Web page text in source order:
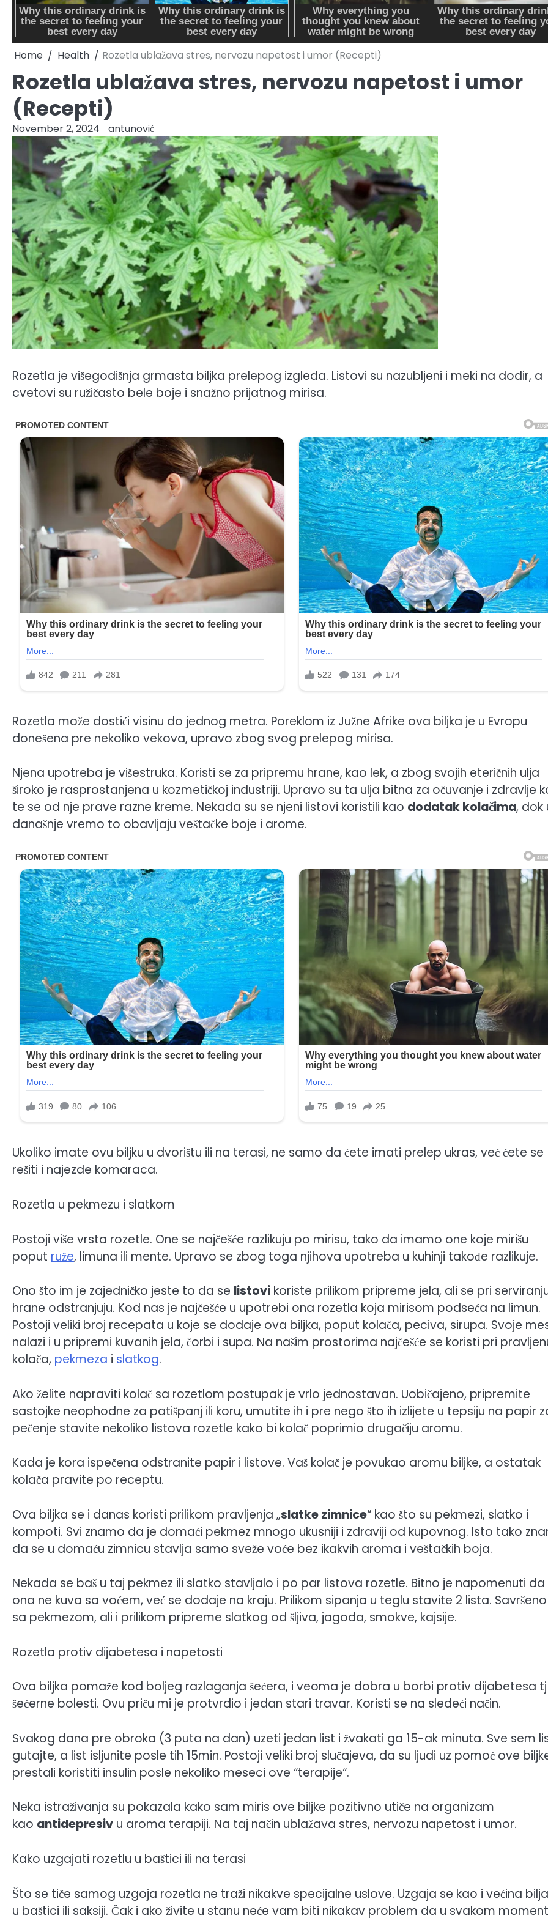
Home Health Rozetla ublažava stres, nervozu napetost i umor (Recepti)
Rozetla ublažava stres, nervozu napetost i umor
(Recepti)
November 2, 2024 antunović
Rozetla je višegodišnja grmasta biljka prelepog izgleda. Listovi su nazubljeni i meki na dodir, a
cvetovi su ružičasto bele boje i snažno prijatnog mirisa.
Rozetla može dostići visinu do jednog metra. Poreklom iz Južne Afrike ova biljka je u Evropu
donešena pre nekoliko vekova, upravo zbog svog prelepog mirisa.
Njena upotreba je višestruka. Koristi se za pripremu hrane, kao lek, a zbog svojih eteričnih ulja
široko je rasprostanjena u kozmetičkoj industriji. Upravo su ta ulja bitna za očuvanje i zdravlje
te se od nje prave razne kreme. Nekada su se njeni listovi koristili kao dodatak kolačima, dok
današnje vremo to obavljaju veštačke boje i arome.
Ukoliko imate ovu biljku u dvorištu ili na terasi, ne samo da ćete imati prelep ukras, već ćete se
rešiti i najezde komaraca.
Rozetla u pekmezu i slatkom
Postoji više vrsta rozetle. One se najčešće razlikuju po mirisu, tako da imamo one koje mirišu
poput ruže, limuna ili mente. Upravo se zbog toga njihova upotreba u kuhinji takođe razlikuje.
Ono što im je zajedničko jeste to da se listovi koriste prilikom pripreme jela, ali se pri
hrane odstranjuju. Kod nas je najčešće u upotrebi ona rozetla koja mirisom podseća na limun.
Postoji veliki broj recepata u koje se dodaje ova biljka, poput kolača, peciva, sirupa. Svoje
nalazi i u pripremi kuvanih jela, čorbi i supa. Na našim prostorima najčešće se koristi pri
kolača, pekmeza i slatkog.
Ako želite napraviti kolač sa rozetlom postupak je vrlo jednostavan. Uobičajeno, pripremite
sastojke neophodne za patišpanj ili koru, umutite ih i pre nego što ih izlijete u tepsiju na papir
pečenje stavite nekoliko listova rozetle kako bi kolač poprimio drugačiju aromu.
Kada je kora ispečena odstranite papir i listove. Vaš kolač je povukao aromu biljke, a ostatak
kolača pravite po receptu.
Ova biljka se i danas koristi prilikom pravljenja „slatke zimnice“ kao što su pekmezi, slatko i
kompoti. Svi znamo da je domaći pekmez mnogo ukusniji i zdraviji od kupovnog. Isto tako
da se u domaću zimnicu stavlja samo sveže voće bez ikakvih aroma i veštačkih boja.
Nekada se baš u taj pekmez ili slatko stavljalo i po par listova rozetle. Bitno je napomenuti da
ona ne kuva sa voćem, već se dodaje na kraju. Prilikom sipanja u teglu stavite 2 lista.
sa pekmezom, ali i prilikom pripreme slatkog od šljiva, jagoda, smokve, kajsije.
Rozetla protiv dijabetesa i napetosti
Ova biljka pomaže kod boljeg razlaganja šećera, i veoma je dobra u borbi protiv dijabetesa tj
šećerne bolesti. Ovu priču mi je protvrdio i jedan stari travar. Koristi se na sledeći način.
Svakog dana pre obroka (3 puta na dan) uzeti jedan list i žvakati ga 15-ak minuta. Sve sem
gutajte, a list isljunite posle tih 15min. Postoji veliki broj slučajeva, da su ljudi uz pomoć ove
prestali koristiti insulin posle nekoliko meseci ove “terapije“.
Neka istraživanja su pokazala kako sam miris ove biljke pozitivno utiče na organizam
kao antidepresiv u aroma terapiji. Na taj način ublažava stres, nervozu napetost i umor.
Kako uzgajati rozetlu u baštici ili na terasi
Što se tiče samog uzgoja rozetla ne traži nikakve specijalne uslove. Uzgaja se kao i većina
u baštici ili saksiji. Čak i ako živite u stanu neće vam biti nikakav problem da u svakom